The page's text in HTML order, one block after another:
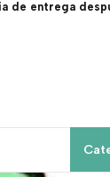
de entrega
Ortopedia